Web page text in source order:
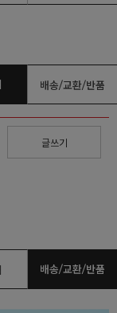
배송/교환/반품
글쓰기
배송/교환/반품